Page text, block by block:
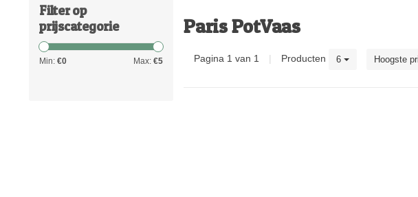
Filter op
prijscategorie
Min: €0 Max: €5
Paris PotVaas
Pagina 1 van 1 | Producten 6 Hoogste